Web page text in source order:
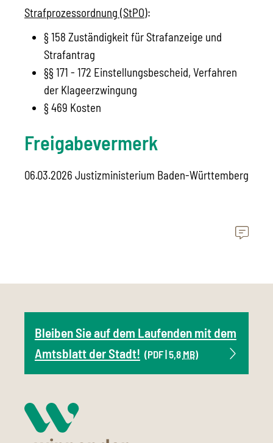
Strafprozessordnung (StPO):
§ 158 Zuständigkeit für Strafanzeige und
Strafantrag
§§ 171 - 172 Einstellungsbescheid, Verfahren
der Klageerzwingung
§ 469 Kosten
Freigabevermerk
06.03.2026 Justizministerium Baden-Württemberg
Bleiben Sie auf dem Laufenden mit dem
Amtsblatt der Stadt! (PDF | 5,8 MB)